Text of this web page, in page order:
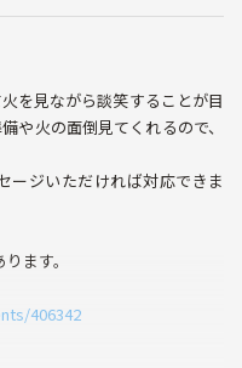
を見ながら談笑することが目
や火の面倒見てくれるので、
ージいただければ対応できま
ます。
406342